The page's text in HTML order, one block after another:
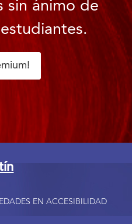
sin ánimo de
EN ACCESIBILIDAD